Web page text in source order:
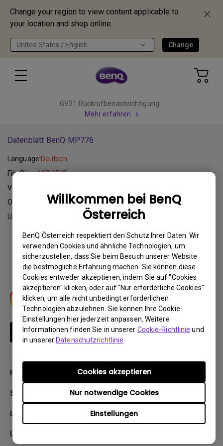
Change your region to view content applicable to
your location and shop online.
United States / English Change
Willkommen bei BenQ
Österreich
BenQ Österreich respektiert den Schutz Ihrer Daten. Wir
verwenden Cookies und ähnliche Technologien, um
sicherzustellen, dass Sie beim Besuch unserer Website
die bestmögliche Erfahrung machen. Sie können diese
Cookies entweder akzeptieren, indem Sie auf "Cookies
akzeptieren" klicken, oder auf "Nur erforderliche Cookies"
klicken, um alle nicht unbedingt erforderlichen
Technologien abzulehnen. Sie können Ihre Cookie-
Einstellungen hier jederzeit anpassen. Weitere
Informationen finden Sie in unserer Cookie-Richtlinie und
in unsererDatenschutzrichtlinie
Einstellungen
Nur notwendige Cookies
Cookies akzeptieren
GV31 Rückrufbenachrichtigung
Mehr erfahren
Datenblatt BenQ MP776
Language:Deutsch
File Size:127.95KB
Version:
Operating System:
Update:
Download
Newsletter abonnieren
Produkte
Monitore
Support
Garantie
Lösungen
Für Bildungsstätten
Über BenQ